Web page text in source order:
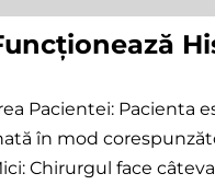
Pacientei: Pacienta
în mod
Chirurgul face